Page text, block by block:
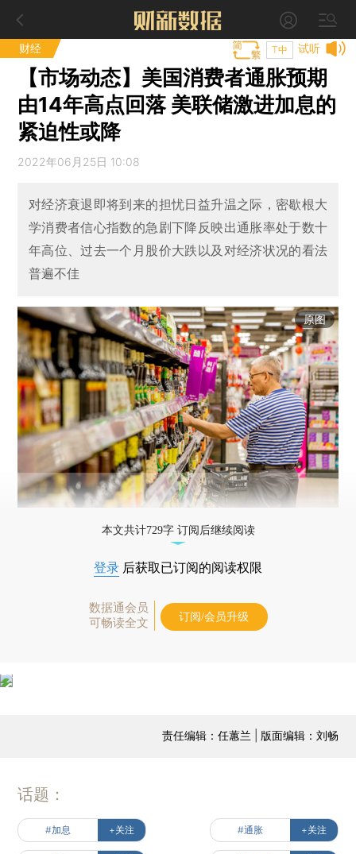
财经 试听
T中
【市场动态】美国消费者通胀预期
由14年高点回落 美联储激进加息的
紧迫性或降
2022年06月25日 10:08
对经济衰退即将到来的担忧日益升温之际，密歇根大
学消费者信心指数的急剧下降反映出通胀率处于数十
年高位、过去一个月股价大跌以及对经济状况的看法
普遍不佳
原图
本文共计729字 订阅后继续阅读
登录 后获取已订阅的阅读权限
数据通会员
可畅读全文
订阅/会员升级
责任编辑：任蕙兰 | 版面编辑：刘畅
话题：
#加息 +关注 #通胀 +关注